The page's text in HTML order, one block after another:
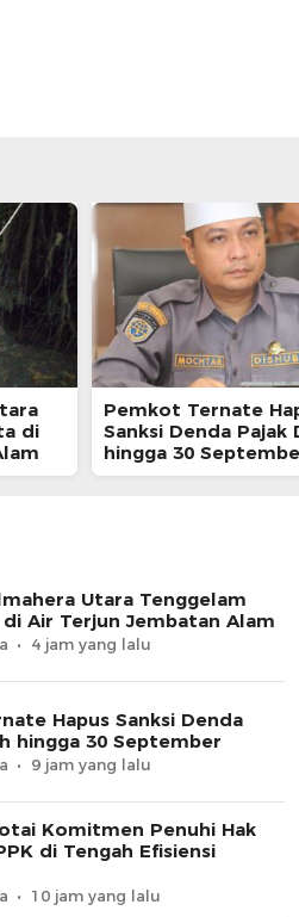
di
Pemkot Ternate
Sanksi Denda Pajak
hingga 30
Utara Tenggelam
Air Terjun Jembatan Alam
4 jam yang lalu
Hapus Sanksi Denda
hingga 30 September
9 jam yang lalu
Komitmen Penuhi Hak
di Tengah Efisiensi
10 jam yang lalu